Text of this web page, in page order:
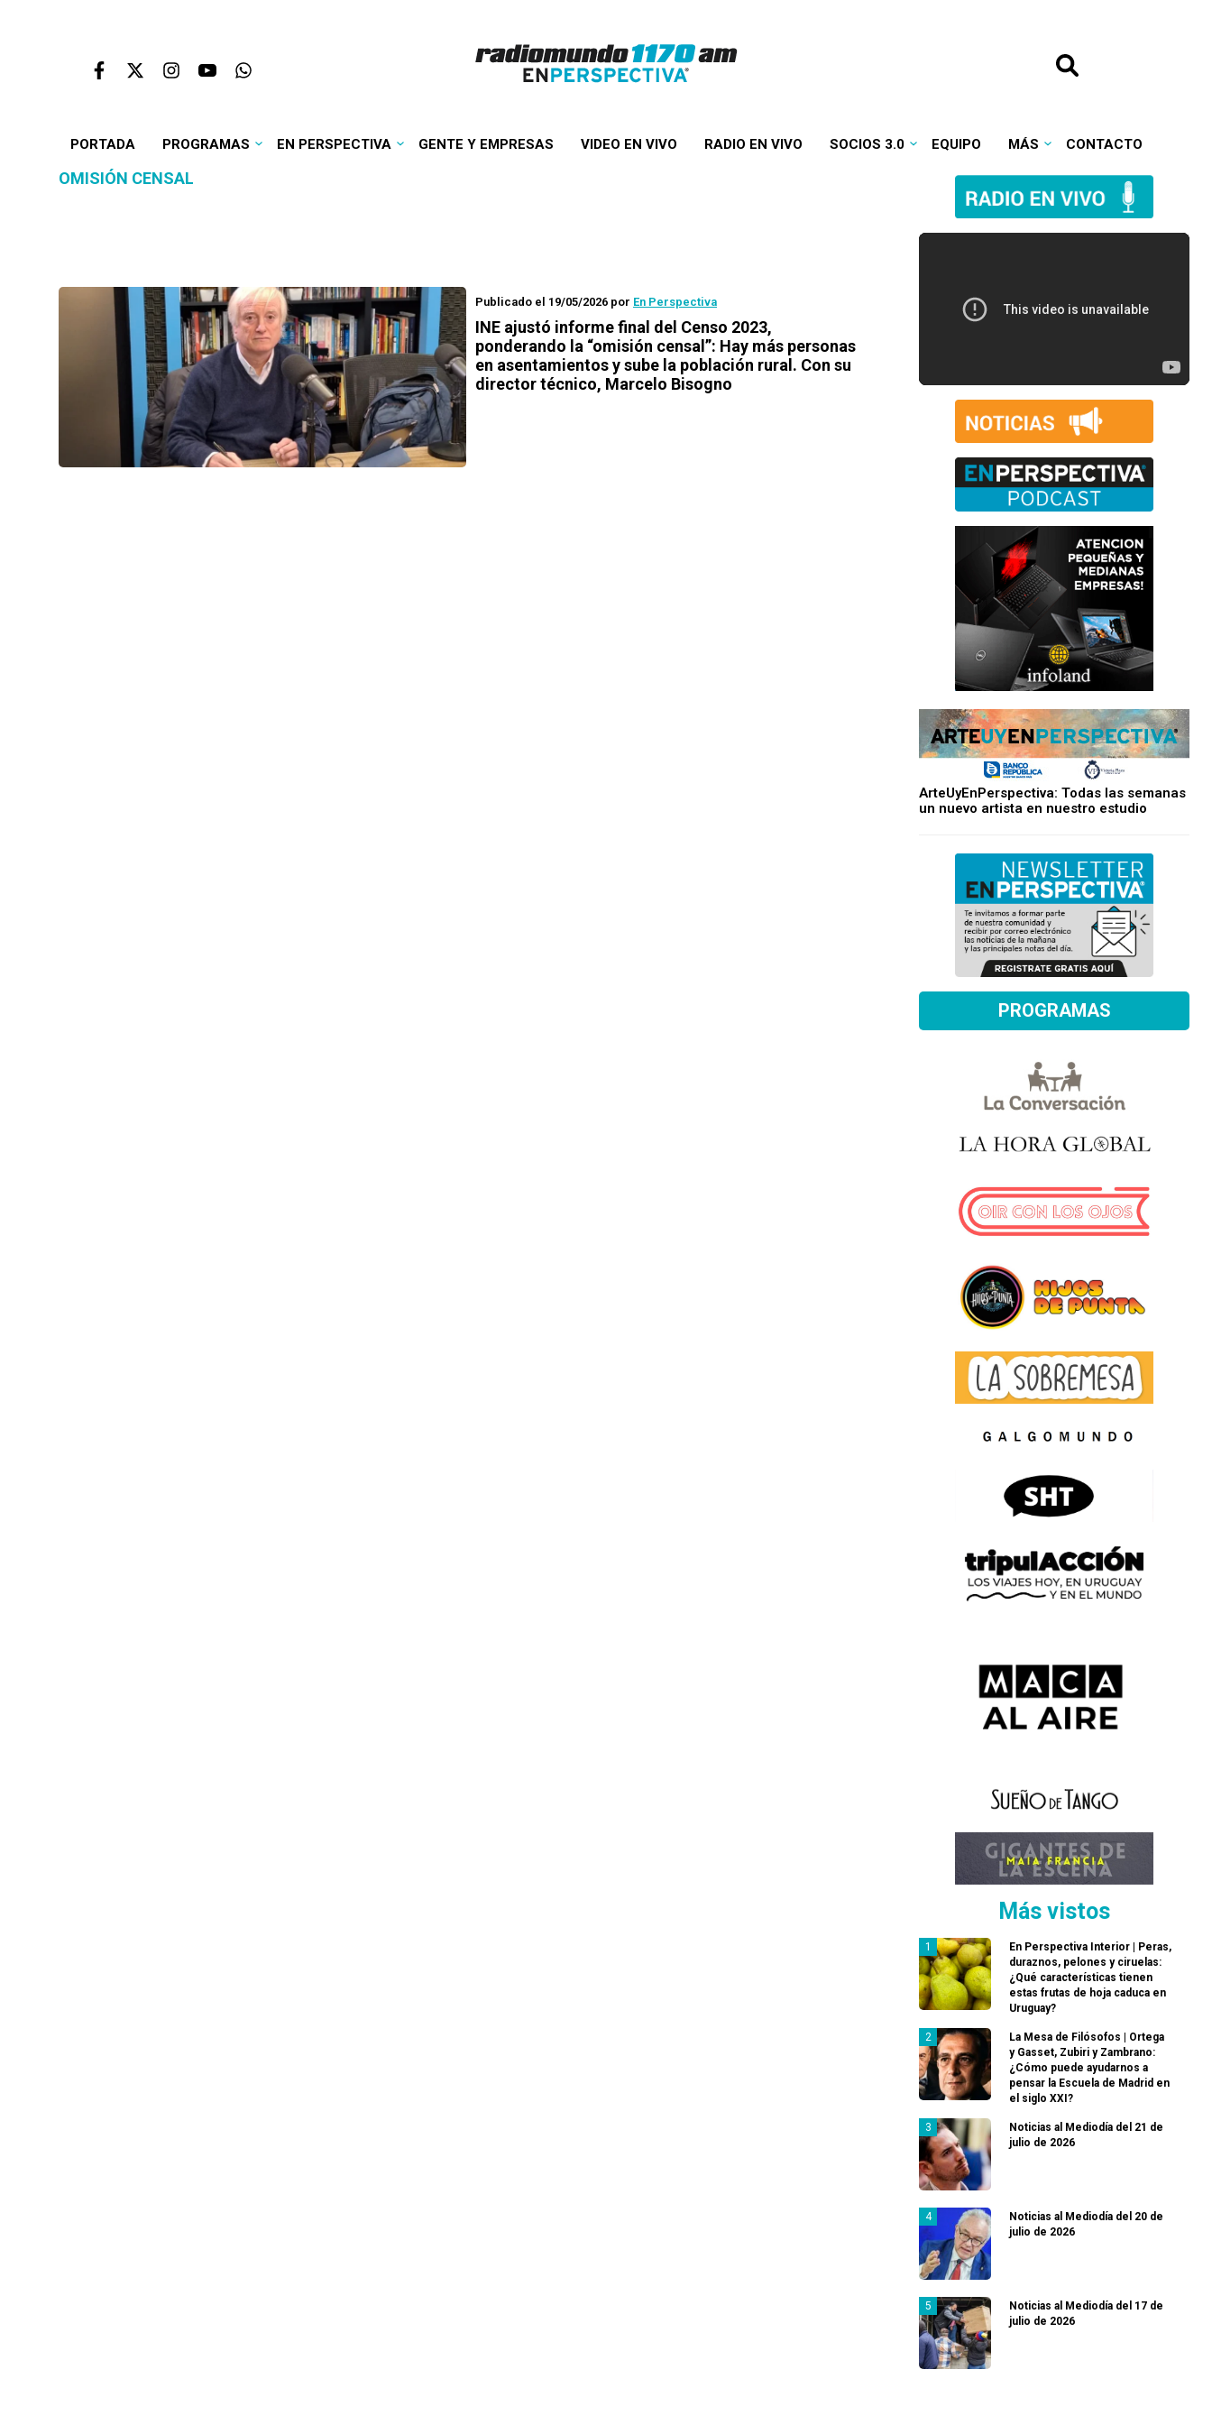
PORTADA PROGRAMAS EN PERSPECTIVA GENTE Y EMPRESAS VIDEO EN VIVO RADIO EN VIVO SOCIOS 3.0 EQUIPO MÁS CONTACTO
OMISIÓN CENSAL
Publicado el 19/05/2026 por En Perspectiva
INE ajustó informe final del Censo 2023,
ponderando la “omisión censal”: Hay más personas
en asentamientos y sube la población rural. Con su
director técnico, Marcelo Bisogno
ArteUyEnPerspectiva: Todas las semanas
un nuevo artista en nuestro estudio
PROGRAMAS
Más vistos
En Perspectiva Interior | Peras,
duraznos, pelones y ciruelas:
¿Qué características tienen
estas frutas de hoja caduca en
Uruguay?
La Mesa de Filósofos | Ortega
y Gasset, Zubiri y Zambrano:
¿Cómo puede ayudarnos a
pensar la Escuela de Madrid en
el siglo XXI?
Noticias al Mediodía del 21 de
julio de 2026
Noticias al Mediodía del 20 de
julio de 2026
Noticias al Mediodía del 17 de
julio de 2026